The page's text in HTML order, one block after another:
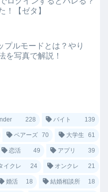
！【ゼタ】
プルモードとは？やり
を写真で解説！
228 バイト 139
ペアーズ 70 大学生 61
恋活 49 アプリ 39
イクレ 24 オンクレ 21
婚活 18 結婚相談所 18